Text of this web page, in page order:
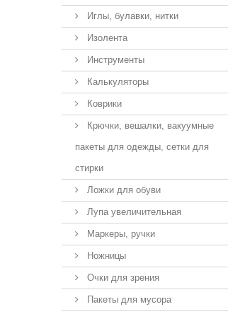
Иглы, булавки, нитки
Изолента
Инструменты
Калькуляторы
Коврики
Крючки, вешалки, вакуумные
пакеты для одежды, сетки для
стирки
Ложки для обуви
Лупа увеличительная
Маркеры, ручки
Ножницы
Очки для зрения
Пакеты для мусора